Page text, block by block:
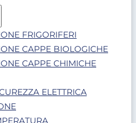
FRIGORIFERI
CAPPE BIOLOGICHE
CAPPE CHIMICHE
ELETTRICA